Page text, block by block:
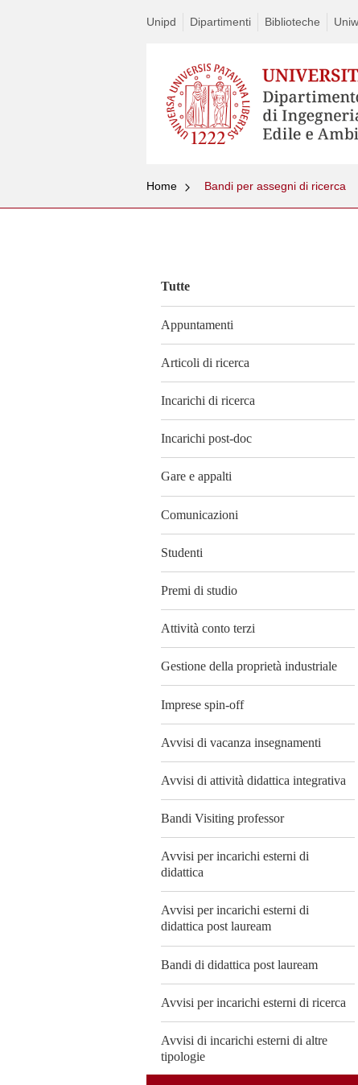
Unipd Dipartimenti Biblioteche
Home Bandi per assegni di ricerca
Tutte
Appuntamenti
Articoli di ricerca
Incarichi di ricerca
Incarichi post-doc
Gare e appalti
Comunicazioni
Studenti
Premi di studio
Attività conto terzi
Gestione della proprietà industriale
Imprese spin-off
Avvisi di vacanza insegnamenti
Avvisi di attività didattica integrativa
Bandi Visiting professor
Avvisi per incarichi esterni di
didattica
Avvisi per incarichi esterni di
didattica post lauream
Bandi di didattica post lauream
Avvisi per incarichi esterni di ricerca
Avvisi di incarichi esterni di altre
tipologie